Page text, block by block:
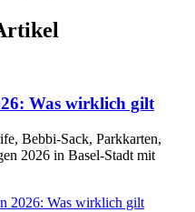
Was wirklich gilt
Bebbi-Sack, Parkkarten,
2026 in Basel-Stadt mit
2026: Was wirklich gilt